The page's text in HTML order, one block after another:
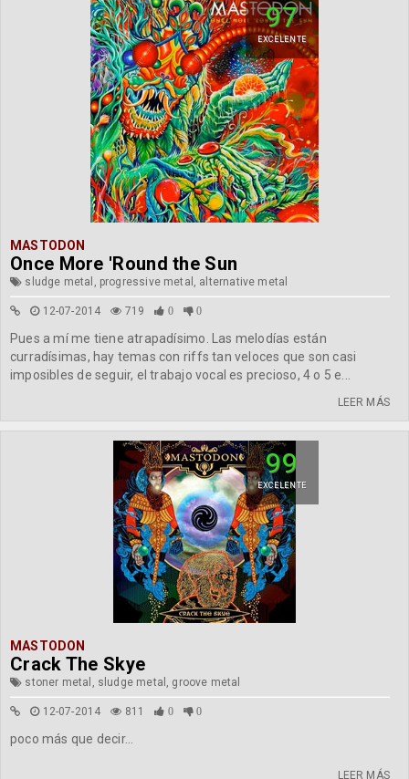
97
EXCELENTE
MASTODON
Once More 'Round the Sun
sludge metal, progressive metal, alternative metal
12-07-2014 719 0 0
Pues a mí me tiene atrapadísimo. Las melodías están
curradísimas, hay temas con riffs tan veloces que son casi
imposibles de seguir, el trabajo vocal es precioso, 4 o 5 e...
LEER MÁS
99
EXCELENTE
MASTODON
Crack The Skye
stoner metal, sludge metal, groove metal
12-07-2014 811 0 0
poco más que decir...
LEER MÁS